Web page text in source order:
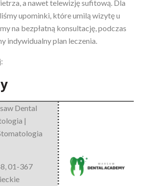
a nawet telewizję sufitową. Dla
upominki, które umilą wizytę u
na bezpłatną konsultację, podczas
indywidualny plan leczenia.
Dental
|
,01-367